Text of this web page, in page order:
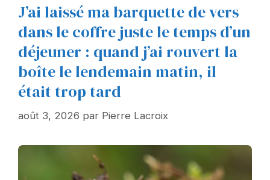
J’ai laissé ma barquette de vers
dans le coffre juste le temps d’un
déjeuner : quand j’ai rouvert la
boîte le lendemain matin, il
était trop tard
août 3, 2026 par Pierre Lacroix